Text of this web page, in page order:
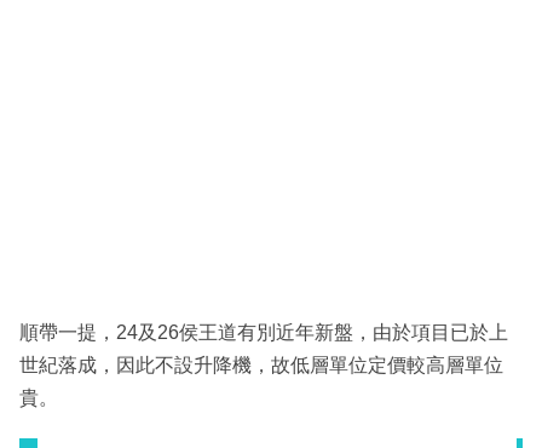
順帶一提，24及26侯王道有別近年新盤，由於項目已於上
世紀落成，因此不設升降機，故低層單位定價較高層單位
貴。